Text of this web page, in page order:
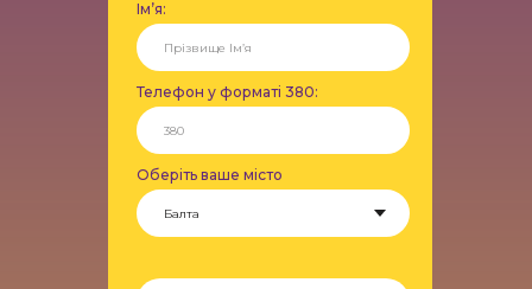
Ім’‎я:
Телефон у форматі 380:
Оберіть ваше місто